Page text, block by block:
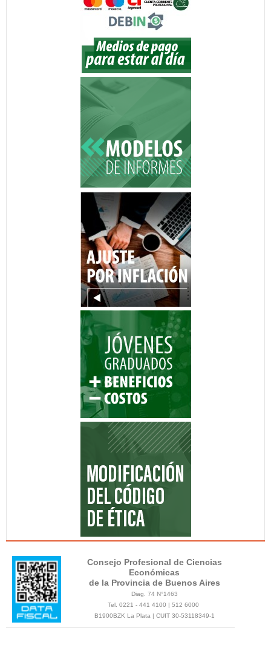
Consejo Profesional de Ciencias
Económicas
de la Provincia de Buenos Aires
Diag. 74 N°1463
Tel. 0221 - 441 4100 | 512 6000
B1900BZK La Plata | CUIT 30-53118349-1